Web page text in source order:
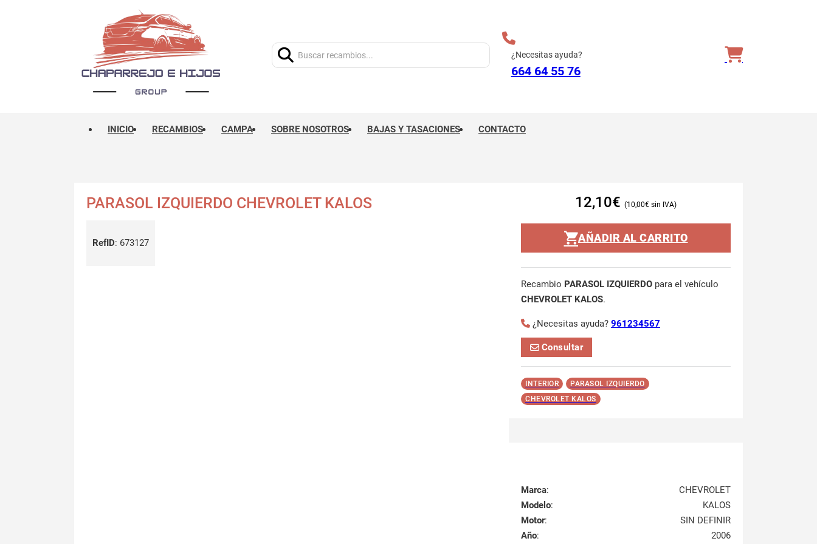
¿Necesitas ayuda?
664 64 55 76
INICIO RECAMBIOS CAMPA SOBRE NOSOTROS BAJAS Y TASACIONES CONTACTO
PARASOL IZQUIERDO CHEVROLET KALOS
RefID: 673127
12,10€ 10,00€
AÑADIR AL CARRITO
Recambio PARASOL IZQUIERDO para el vehículo
CHEVROLET KALOS.
¿Necesitas ayuda? 961234567
Consultar
INTERIOR
PARASOL IZQUIERDO
CHEVROLET KALOS
Marca:
CHEVROLET
Modelo:
KALOS
Motor:
SIN DEFINIR
Año: 2006